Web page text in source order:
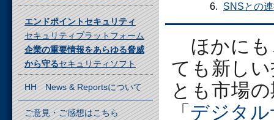
エンドポイントセキュリティ
セキュリティプラットフォーム
企業の重要情報をあらゆる脅威
から守るセキュリティソフト
HH News & Reportsについて
ご意見・ご感想はこちら
SNSとの
ほかにも
ても新し
とも市場
「 デジタ